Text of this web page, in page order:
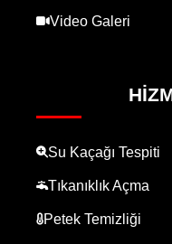
Video Galeri
Su Kaçağı Tespiti
Tıkanıklık Açma
Petek Temizliği